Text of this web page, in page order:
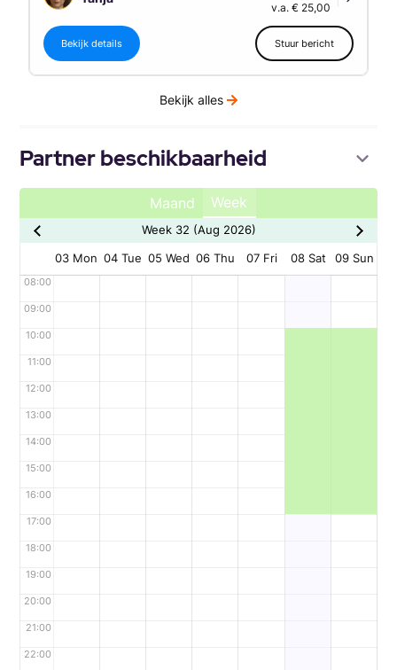
v.a. € 25,00
Bekijk details Stuur bericht
Bekijk alles
Partner beschikbaarheid
Maand Week
Week 32 (Aug 2026)
03 Mon 04 Tue 05 Wed 06 Thu 07 Fri 08 Sat 09 Sun
08:00
09:00
10:00
11:00
12:00
13:00
14:00
15:00
16:00
17:00
18:00
19:00
20:00
21:00
22:00